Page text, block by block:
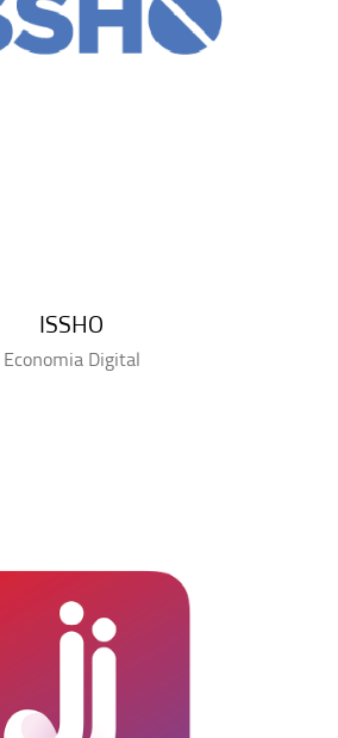
ISSHO
Economia Digital